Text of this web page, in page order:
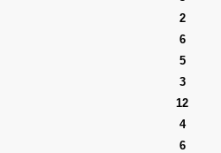
2
6
5
3
12
4
6